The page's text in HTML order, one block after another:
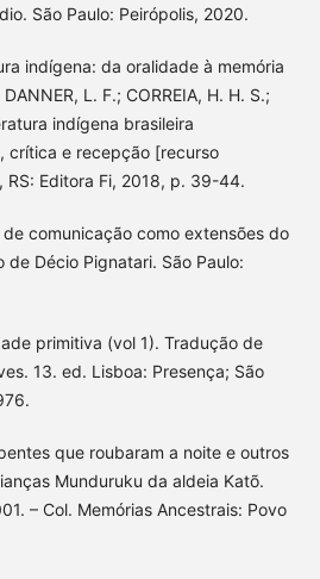
São Paulo: Peirópolis, 2020.
indígena: da oralidade à memória
L. F.; CORREIA, H. H. S.;
indígena brasileira
crítica e recepção [recurso
RS: Editora Fi, 2018, p. 39-44.
de comunicação como extensões do
de Décio Pignatari. São Paulo:
primitiva (vol 1). Tradução de
13. ed. Lisboa: Presença; São
que roubaram a noite e outros
Munduruku da aldeia Katõ.
– Col. Memórias Ancestrais: Povo